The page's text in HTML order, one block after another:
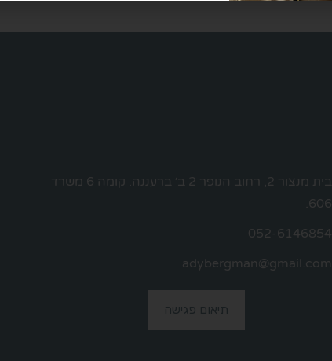
בית מנצור 2, רחוב הנופר 2 ב׳ ברעננה. קומה 6 משרד
606.
052-6146854
adybergman@gmail.com
תיאום פגישה